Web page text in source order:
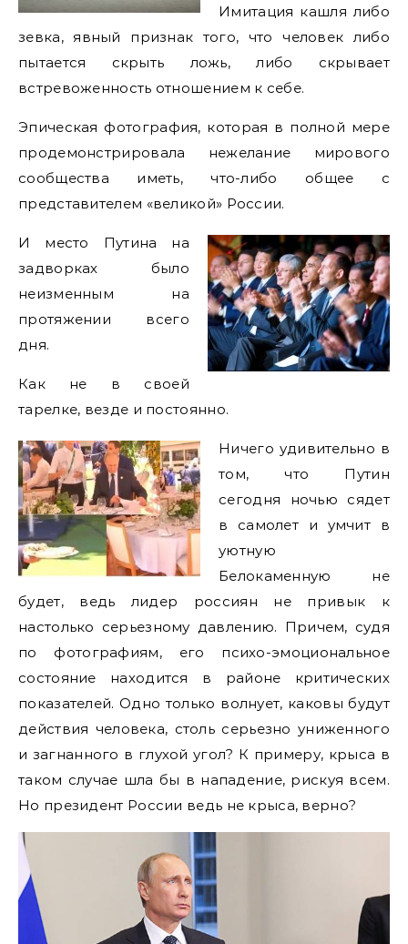
Имитация кашля либо
зевка, явный признак того, что человек либо
пытается скрыть ложь, либо скрывает
встревоженность отношением к себе.
Эпическая фотография, которая в полной мере
продемонстрировала нежелание мирового
сообщества иметь, что-либо общее с
представителем «великой» России.
И место Путина на
задворках было
неизменным на
протяжении всего
дня.
Как не в своей
тарелке, везде и постоянно.
Ничего удивительно в
том, что Путин
сегодня ночью сядет
в самолет и умчит в
уютную
Белокаменную не
будет, ведь лидер россиян не привык к
настолько серьезному давлению. Причем, судя
по фотографиям, его психо-эмоциональное
состояние находится в районе критических
показателей. Одно только волнует, каковы будут
действия человека, столь серьезно униженного
и загнанного в глухой угол? К примеру, крыса в
таком случае шла бы в нападение, рискуя всем.
Но президент России ведь не крыса, верно?